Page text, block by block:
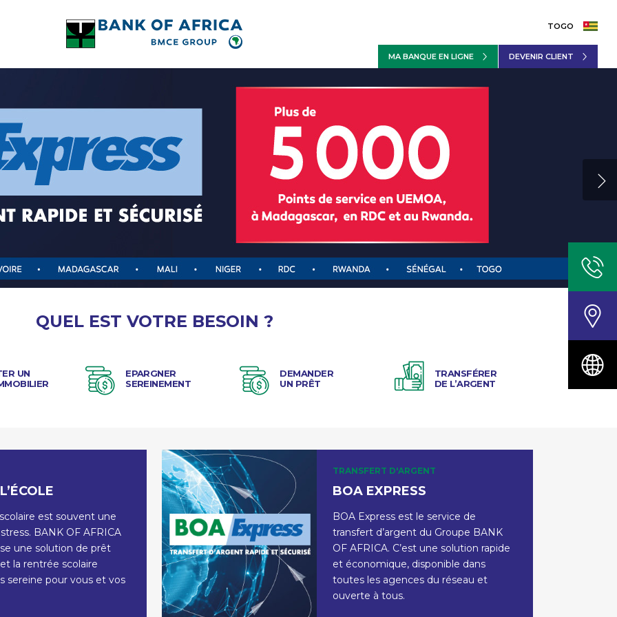
TOGO
DEVENIR CLIENT
MA BANQUE EN LIGNE
QUEL EST VOTRE BESOIN ?
UN
EPARGNER
SEREINEMENT
DEMANDER
UN PRÊT
TRANSFÉRER
DE L’ARGENT
est souvent une
BANK OF AFRICA
une solution de prêt
la rentrée scolaire
sereine pour vous et vos
TRANSFERT D'ARGENT
BOA EXPRESS
BOA Express est le service de
transfert d’argent du Groupe BANK
OF AFRICA. C’est une solution rapide
et économique, disponible dans
toutes les agences du réseau et
ouverte à tous.